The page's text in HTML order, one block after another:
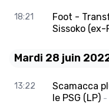
18:21
Foot -
Sissoko (ex-
Mardi 28 juin
13:22
Scamacca
le PSG (LP) -